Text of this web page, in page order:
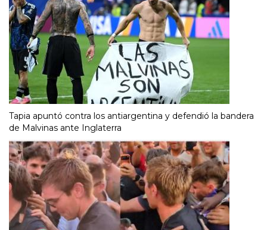
Tapia apuntó contra los antiargentina y defendió la bandera
de Malvinas ante Inglaterra